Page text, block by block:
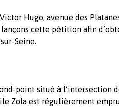
Hugo, avenue des
lançons cette pétition afin
Seine.
point situé à l’intersection
Zola est régulièrement